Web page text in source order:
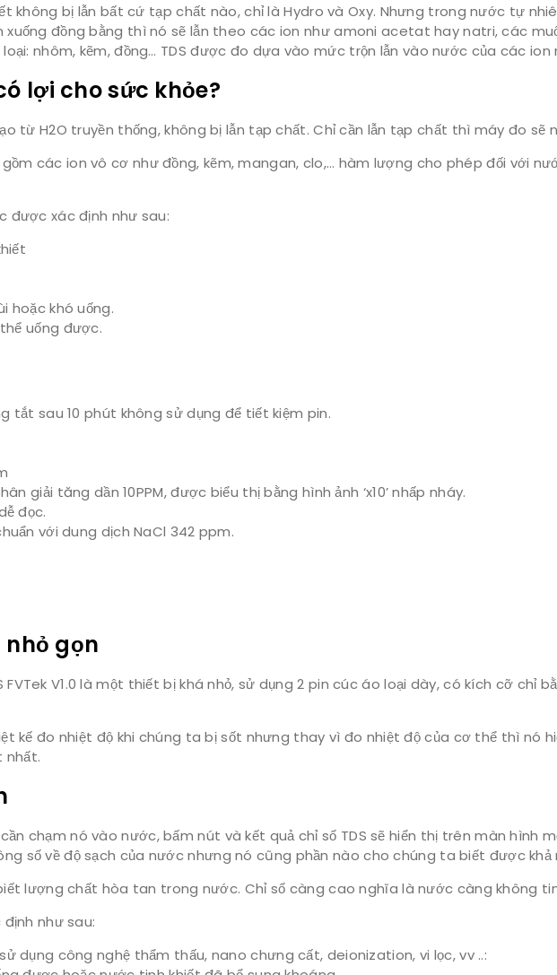
không bị lẫn bất cứ tạp chất nào, chỉ là Hydro và Oxy. Nhưng trong nước tự
đồng bằng thì nó sẽ lẫn theo các ion như amoni acetat hay natri, các
nhôm, kẽm, đồng… TDS được đo dựa vào mức trộn lẫn vào nước của các ion
lợi cho sức khỏe?
từ H2O truyền thống, không bị lẫn tạp chất. Chỉ cần lẫn tạp chất thì máy đo sẽ
các ion vô cơ như đồng, kẽm, mangan, clo,… hàm lượng cho phép đối với
được xác định như sau:
hoặc khó uống.
uống được.
tắt sau 10 phút không sử dụng để tiết kiệm pin.
giải tăng dần 10PPM, được biểu thị bằng hình ảnh ‘x10’ nhấp nháy.
đọc.
với dung dịch NaCl 342 ppm.
nhỏ gọn
FVTek V1.0 là một thiết bị khá nhỏ, sử dụng 2 pin cúc áo loại dày, có kích cỡ
kế đo nhiệt độ khi chúng ta bị sốt nhưng thay vì đo nhiệt độ của cơ thể thì nó
nhất.
chạm nó vào nước, bấm nút và kết quả chỉ số TDS sẽ hiển thị trên màn hình
số về độ sạch của nước nhưng nó cũng phần nào cho chúng ta biết được khả
lượng chất hòa tan trong nước. Chỉ số càng cao nghĩa là nước càng không
như sau:
dụng công nghệ thẩm thấu, nano chưng cất, deionization, vi lọc, vv ..: